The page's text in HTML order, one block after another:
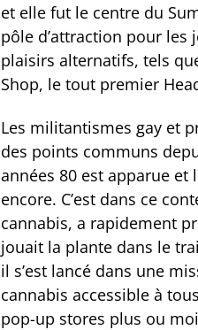
et elle fut le centre du
pôle d’attraction pour les
plaisirs alternatifs, tels
Shop, le tout premier
Les militantismes gay et
des points communs
années 80 est apparue et
encore. C’est dans ce
cannabis, a rapidement
jouait la plante dans le
il s’est lancé dans une
cannabis accessible à
pop-up stores plus ou